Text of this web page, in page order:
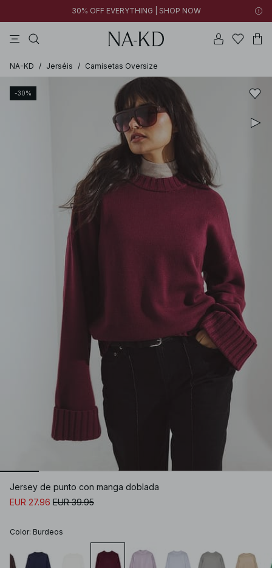
30% OFF EVERYTHING | SHOP NOW
NA-KD / Jerséis / Camisetas Oversize
-30%
Jersey de punto con manga doblada
EUR 27.96 EUR 39.95
Color: Burdeos